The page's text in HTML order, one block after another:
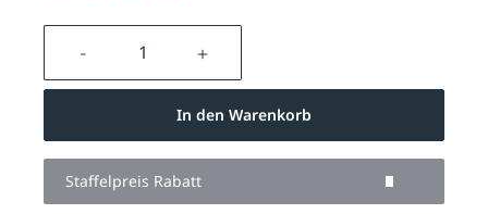
Produkt Anzahl: Gib den
In den Warenkorb
Staffelpreis Rabatt